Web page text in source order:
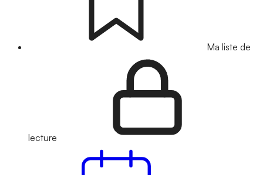
Ma liste de
lecture